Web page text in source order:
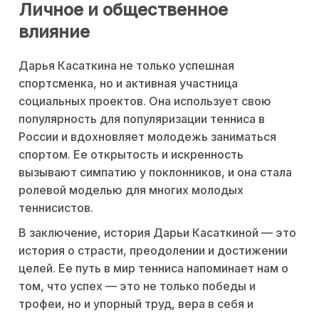
Личное и общественное
влияние
Дарья Касаткина не только успешная
спортсменка, но и активная участница
социальных проектов. Она использует свою
популярность для популяризации тенниса в
России и вдохновляет молодежь заниматься
спортом. Ее открытость и искренность
вызывают симпатию у поклонников, и она стала
ролевой моделью для многих молодых
теннисистов.
В заключение, история Дарьи Касаткиной — это
история о страсти, преодолении и достижении
целей. Ее путь в мир тенниса напоминает нам о
том, что успех — это не только победы и
трофеи, но и упорный труд, вера в себя и